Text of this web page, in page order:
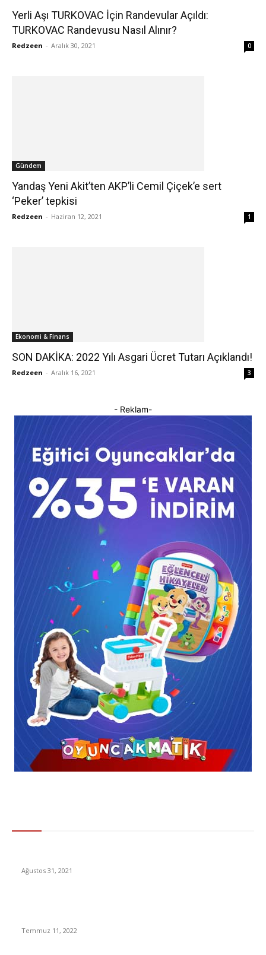
Yerli Aşı TURKOVAC İçin Randevular Açıldı:
TURKOVAC Randevusu Nasıl Alınır?
Redzeen - Aralık 30, 2021 0
Gündem
Yandaş Yeni Akit’ten AKP’li Cemil Çiçek’e sert
‘Peker’ tepkisi
Redzeen - Haziran 12, 2021 1
Ekonomi & Finans
SON DAKİKA: 2022 Yılı Asgari Ücret Tutarı Açıklandı!
Redzeen - Aralık 16, 2021 3
- Reklam-
Ağustos 31, 2021
Temmuz 11, 2022